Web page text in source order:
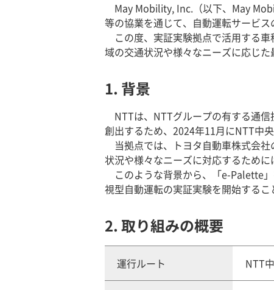
May Mobility, Inc.（以下、May
等の協業を通じて、自動運転サービ
この度、実証実験拠点で活用する
域の交通状況や様々なニーズに応じ
1. 背景
NTTは、NTTグループの有する通
創出するため、2024年11月にNTT中
当拠点では、トヨタ自動車株式会
状況や様々なニーズに対応するため
このような背景から、「e-Palette
視型自動運転の実証実験を開始するこ
2. 取り組みの概要
運行ルート NTT